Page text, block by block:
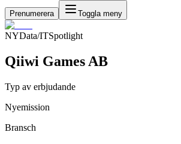
Prenumerera Toggla meny
NYData/ITSpotlight
Qiiwi Games AB
Typ av erbjudande
Nyemission
Bransch